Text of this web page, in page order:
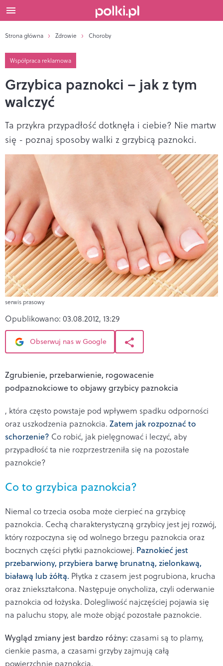
Strona główna Zdrowie Choroby
Współpraca reklamowa
Grzybica paznokci – jak z tym
walczyć
Ta przykra przypadłość dotknęła i ciebie? Nie martw
się - poznaj sposoby walki z grzybicą paznokci.
serwis prasowy
Opublikowano: 03.08.2012, 13:29
Obserwuj nas w Google
Zgrubienie, przebarwienie, rogowacenie
podpaznokciowe to objawy grzybicy paznokcia
, która często powstaje pod wpływem spadku odporności
oraz uszkodzenia paznokcia. Zatem jak rozpoznać to
schorzenie? Co robić, jak pielęgnować i leczyć, aby
przypadłość ta nie rozprzestrzeniła się na pozostałe
paznokcie?
Co to grzybica paznokcia?
Niemal co trzecia osoba może cierpieć na grzybicę
paznokcia. Cechą charakterystyczną grzybicy jest jej rozwój,
który rozpoczyna się od wolnego brzegu paznokcia oraz
bocznych części płytki paznokciowej. Paznokieć jest
przebarwiony, przybiera barwę brunatną, zielonkawą,
białawą lub żółtą. Płytka z czasem jest pogrubiona, krucha
oraz zniekształcona. Następuje onycholiza, czyli oderwanie
paznokcia od łożyska. Dolegliwość najczęściej pojawia się
na paluchu stopy, ale może objąć pozostałe paznokcie.
Wygląd zmiany jest bardzo różny: czasami są to plamy,
cienkie pasma, a czasami grzyby zajmują całą
powierzchnię paznokcia.